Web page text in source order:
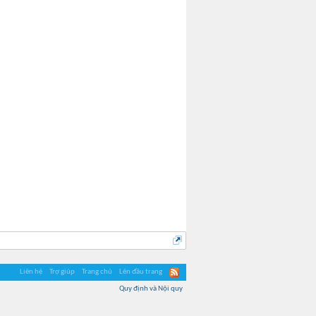
Liên hệ Trợ giúp Trang chủ Lên đầu trang
Quy định và Nội quy